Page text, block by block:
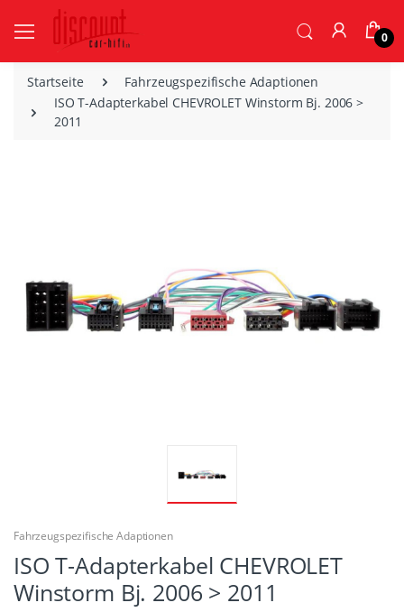
0
Startseite
Fahrzeugspezifische Adaptionen
ISO T-Adapterkabel CHEVROLET Winstorm Bj. 2006 >
2011
Fahrzeugspezifische Adaptionen
ISO T-Adapterkabel CHEVROLET
Winstorm Bj. 2006 > 2011